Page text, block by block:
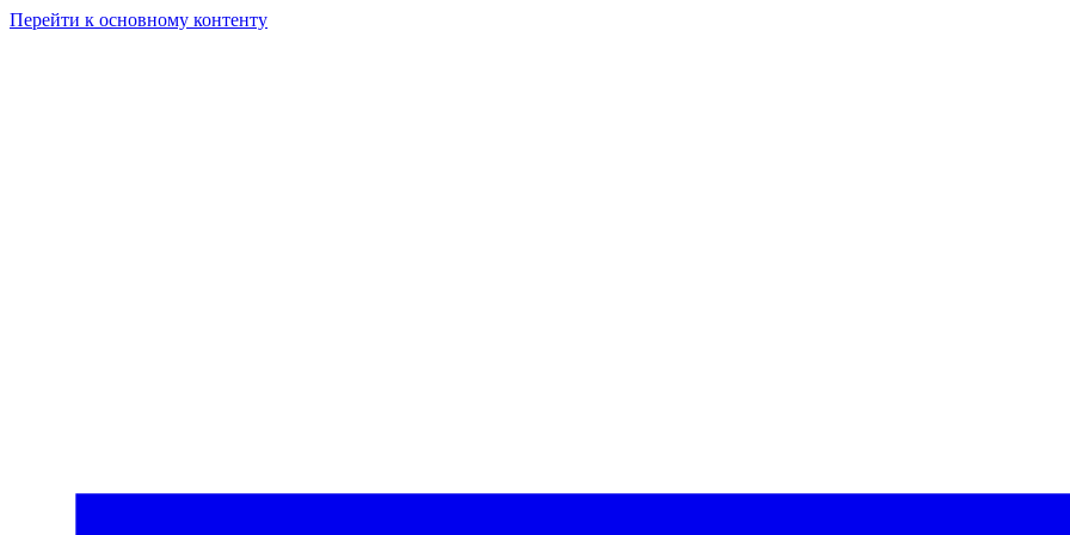
Перейти к основному контенту